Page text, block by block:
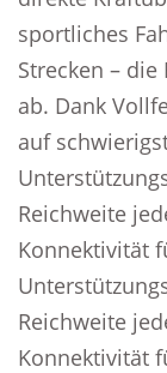
sportliches
Strecken –
ab. Dank
auf
Reichweite
Konnektivität
Reichweite
Konnektivität